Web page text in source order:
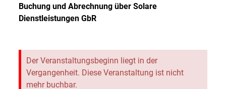
Buchung und Abrechnung über Solare
Dienstleistungen GbR
Der Veranstaltungsbeginn liegt in der
Vergangenheit. Diese Veranstaltung ist nicht
mehr buchbar.